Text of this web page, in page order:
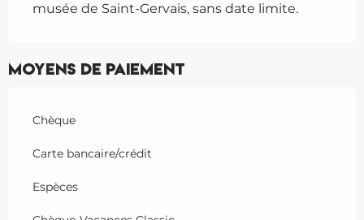
musée de Saint-Gervais, sans date limite.
Moyens de paiement
Chèque
Carte bancaire/crédit
Espèces